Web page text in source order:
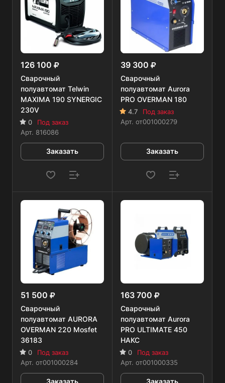
126 100
Сварочный
полуавтомат Telwin
MAXIMA 190 SYNERGIC
230V
0
Под заказ
Арт. 816086
Заказать
39 300
Сварочный
полуавтомат Aurora
PRO OVERMAN 180
4.7
Под заказ
Арт. от001000279
Заказать
51 500
Сварочный
полуавтомат AURORA
OVERMAN 220 Mosfet
36183
0
Под заказ
Арт. от001000284
163 700
Сварочный
полуавтомат Aurora
PRO ULTIMATE 450
НАКС
0
Под заказ
Арт. от001000335